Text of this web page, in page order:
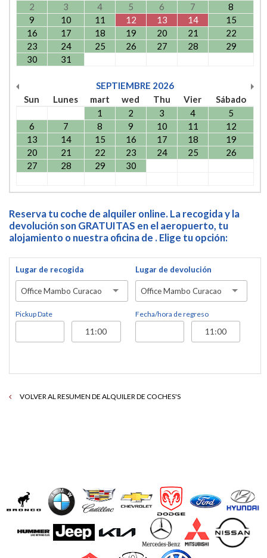
2
3 4 5 6 7
8
9
10 11 12 13 14
15
16
17 18 19 20 21
22
23
24 25 26 27 28
29
30
31
SEPTIEMBRE 2026
Sun
Lunes mart wed Thu Vier
Sábado
1
2 3 4
5
6
7 8 9 10 11
12
13
14 15 16 17 18
19
20
21 22 23 24 25
26
27
28 29 30
Reserva tu coche de alquiler online. La recogida y la
devolución son GRATUITAS en el aeropuerto, tu
alojamiento o nuestra oficina de . Elige tu opción:
Lugar de recogida
Office Mambo Curacao
Pickup Date
Lugar de devolución
Office Mambo Curacao
Fecha/hora de regreso
VOLVER AL RESUMEN DE ALQUILER DE COCHES'S